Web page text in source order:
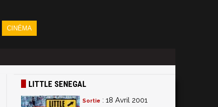
CINÉMA
LITTLE SENEGAL
Sortie : 18 Avril 2001